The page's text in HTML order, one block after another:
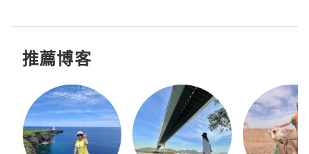
推薦博客